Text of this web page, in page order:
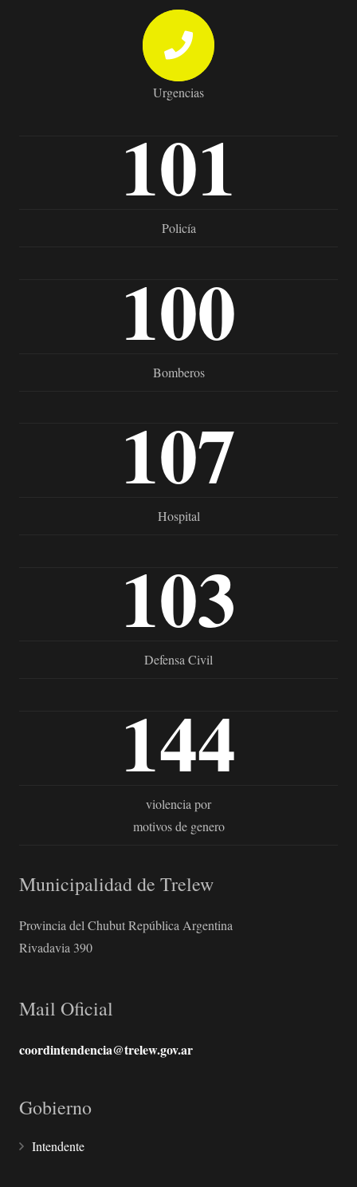
Urgencias
101
Policía
100
Bomberos
107
Hospital
103
Defensa Civil
144
violencia por
motivos de genero
Municipalidad de Trelew
Provincia del Chubut República Argentina
Rivadavia 390
Mail Oficial
coordintendencia@trelew.gov.ar
Gobierno
Intendente